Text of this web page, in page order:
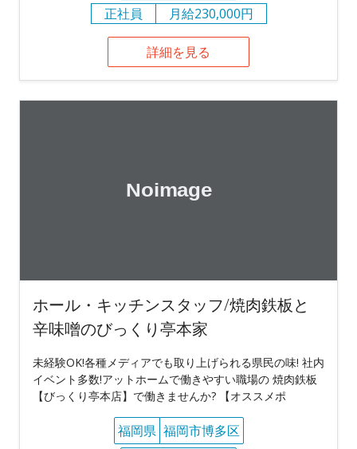
正社員
月給230,000円
詳細を見る
ホール・キッチンスタッフ/焼肉鉄板と
辛味噌のびっくり亭本家
未経験OK!各種メディアでも取り上げられる県民の味! 社内
イベント多数!アットホームで働きやすい職場の 焼肉鉄板
【びっくり亭本店】で働きませんか? 【オススメポ
福岡県 福岡市博多区